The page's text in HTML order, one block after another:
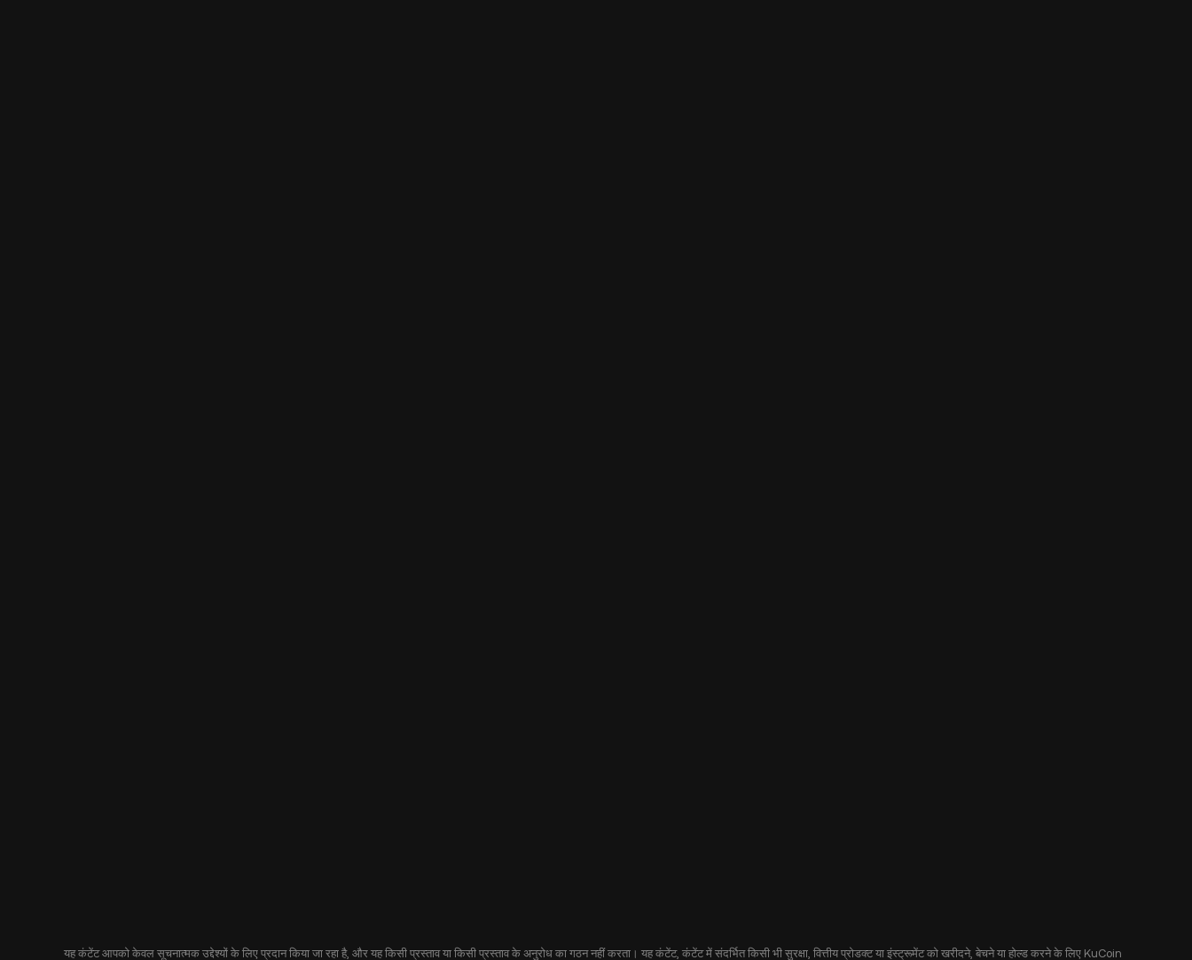
यह कंटेंट आपको केवल सूचनात्मक उद्देश्यों के लिए प्रदान किया जा रहा है, और यह किसी प्रस्ताव या किसी प्रस्ताव के अनुरोध का गठन नहीं करता। यह कंटेंट, कंटेंट में संदर्भित किसी भी सुरक्षा, वित्तीय प्रोडक्ट या इंस्ट्रूमेंट को खरीदने, बेचने या होल्ड करने के लिए KuCoin